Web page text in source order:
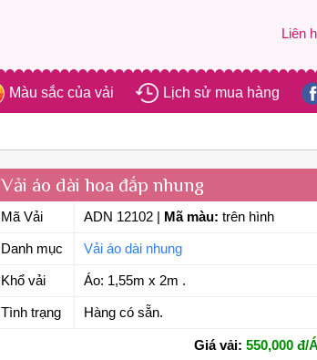
Liên
Màu sắc của vải Lịch sử mua hàng
Vải áo dài hoa đắp nhung
Mã Vải ADN 12102 Mã màu: trên hình
Danh mục Vải áo dài nhung
Khổ vải Áo: 1,55m x 2m .
Tình trạng Hàng có sẵn.
Giá vải: 550,000 đ/